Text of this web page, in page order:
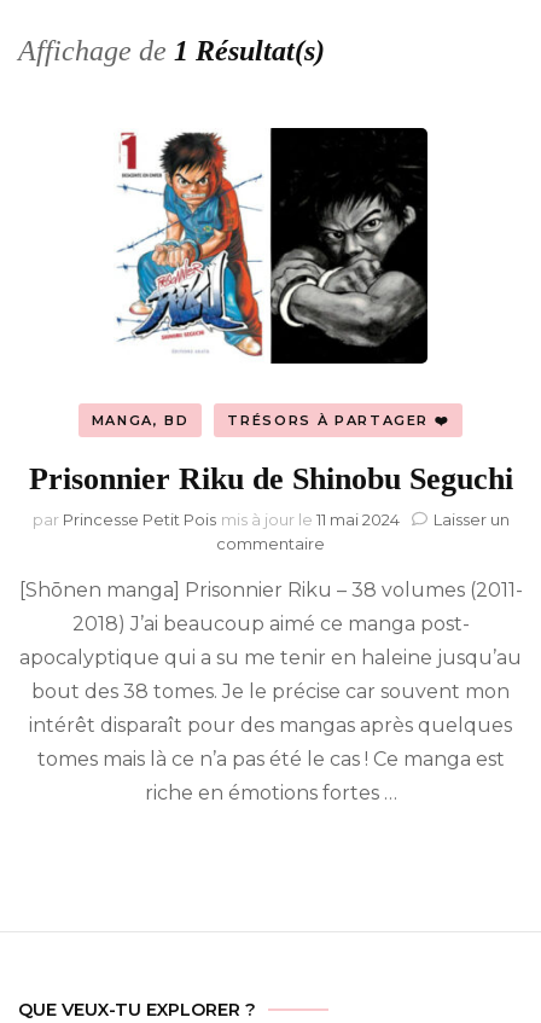
Affichage de 1 Résultat(s)
MANGA, BD TRÉSORS À PARTAGER ❤️
Prisonnier Riku de Shinobu Seguchi
par Princesse Petit Pois mis à jour le 11 mai 2024
Laisser un
commentaire
Riku
de
Seguchi
[Shōnen manga] Prisonnier Riku – 38 volumes (2011-
2018) J’ai beaucoup aimé ce manga post-
apocalyptique qui a su me tenir en haleine jusqu’au
bout des 38 tomes. Je le précise car souvent mon
intérêt disparaît pour des mangas après quelques
tomes mais là ce n’a pas été le cas ! Ce manga est
riche en émotions fortes …
QUE VEUX-TU EXPLORER ?